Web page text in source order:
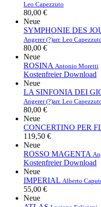
Leo Capezzuto
80,00 €
Neue
SYMPHONIE DES
Angerer (?)arr. Leo
80,00 €
Neue
ROSINA Antonio Moretti
Kostenfreier Download
Neue
LA SINFONIA DEI
Angerer (?)arr. Leo
80,00 €
Neue
CONCERTINO PER
119,50 €
Neue
ROSSO MAGENTA
Kostenfreier Download
Neue
IMPERIAL Alberto
55,00 €
Neue